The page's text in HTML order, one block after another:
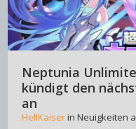
Neptunia
kündigt den
an
HellKaiserin Neuigkeiten